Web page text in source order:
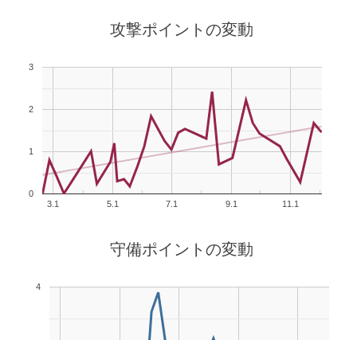
攻撃ポイントの変動
3.1 5.1 7.1 9.1 11.1
0
1
2
3
守備ポイントの変動
4